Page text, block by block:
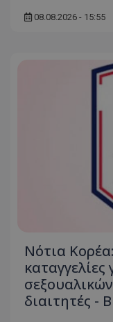
08.08.2026 - 15:55
Νότια
διαιτητές -